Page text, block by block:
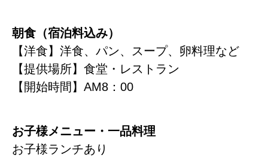
朝食（宿泊料込み）
【洋食】洋食、パン、スープ、卵料理など
【提供場所】食堂・レストラン
【開始時間】AM8：00
お子様メニュー・一品料理
お子様ランチあり